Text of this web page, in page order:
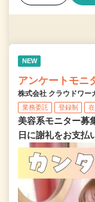
NEW
アンケートモニ
株式会社 クラウドワー
業務委託 登録制
美容系モニター募
日に謝礼をお支払